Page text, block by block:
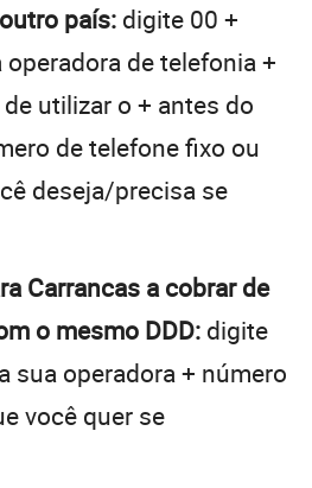
país: digite 00 +
de telefonia +
utilizar o + antes do
de telefone fixo ou
deseja/precisa se
Carrancas a cobrar de
o mesmo DDD: digite
sua operadora + número
você quer se